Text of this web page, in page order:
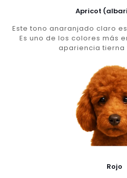
Apricot
Este tono anaranjado claro
Es uno de los colores más
apariencia tierna
Rojo